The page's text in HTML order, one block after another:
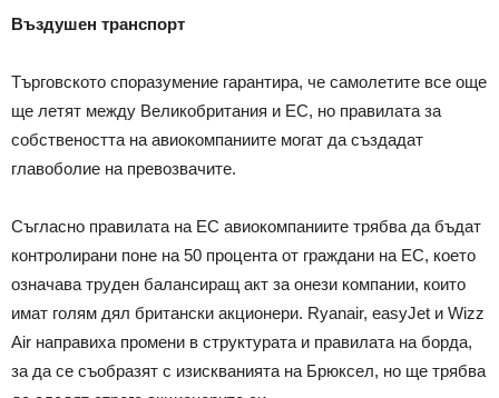
Въздушен транспорт
Търговското споразумение гарантира, че самолетите все още
ще летят между Великобритания и ЕС, но правилата за
собствеността на авиокомпаниите могат да създадат
главоболие на превозвачите.
Съгласно правилата на ЕС авиокомпаниите трябва да бъдат
контролирани поне на 50 процента от граждани на ЕС, което
означава труден балансиращ акт за онези компании, които
имат голям дял британски акционери. Ryanair, easyJet и Wizz
Air направиха промени в структурата и правилата на борда,
за да се съобразят с изискванията на Брюксел, но ще трябва